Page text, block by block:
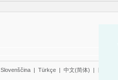
Slovenščina | Türkçe | 中文(简体) | 日本語